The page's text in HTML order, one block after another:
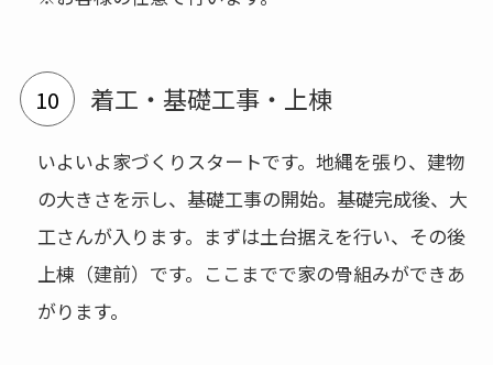
着工・基礎工事・上棟
いよいよ家づくりスタートです。地縄を張り、建物
の大きさを示し、基礎工事の開始。基礎完成後、大
工さんが入ります。まずは土台据えを行い、その後
上棟（建前）です。ここまでで家の骨組みができあ
がります。